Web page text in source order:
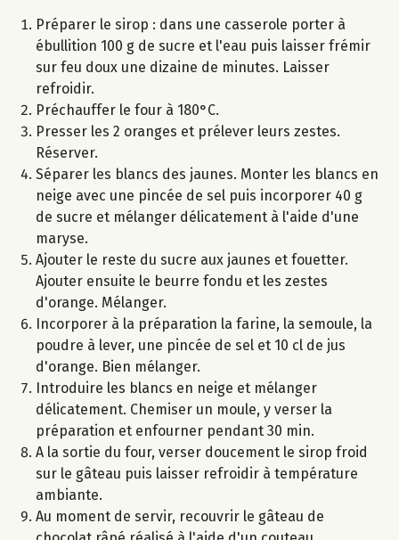
Préparer le sirop : dans une casserole porter à
ébullition 100 g de sucre et l'eau puis laisser frémir
sur feu doux une dizaine de minutes. Laisser
refroidir.
Préchauffer le four à 180°C.
Presser les 2 oranges et prélever leurs zestes.
Réserver.
Séparer les blancs des jaunes. Monter les blancs en
neige avec une pincée de sel puis incorporer 40 g
de sucre et mélanger délicatement à l'aide d'une
maryse.
Ajouter le reste du sucre aux jaunes et fouetter.
Ajouter ensuite le beurre fondu et les zestes
d'orange. Mélanger.
Incorporer à la préparation la farine, la semoule, la
poudre à lever, une pincée de sel et 10 cl de jus
d'orange. Bien mélanger.
Introduire les blancs en neige et mélanger
délicatement. Chemiser un moule, y verser la
préparation et enfourner pendant 30 min.
A la sortie du four, verser doucement le sirop froid
sur le gâteau puis laisser refroidir à température
ambiante.
Au moment de servir, recouvrir le gâteau de